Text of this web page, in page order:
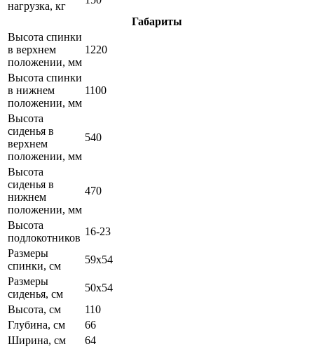
нагрузка, кг
Габариты
Высота спинки
в верхнем
положении, мм
1220
Высота спинки
в нижнем
положении, мм
1100
Высота
сиденья в
верхнем
положении, мм
540
Высота
сиденья в
нижнем
положении, мм
470
Высота
подлокотников
16-23
Размеры
спинки, см
59х54
Размеры
сиденья, см
50х54
Высота, см
110
Глубина, см
66
Ширина, см
64